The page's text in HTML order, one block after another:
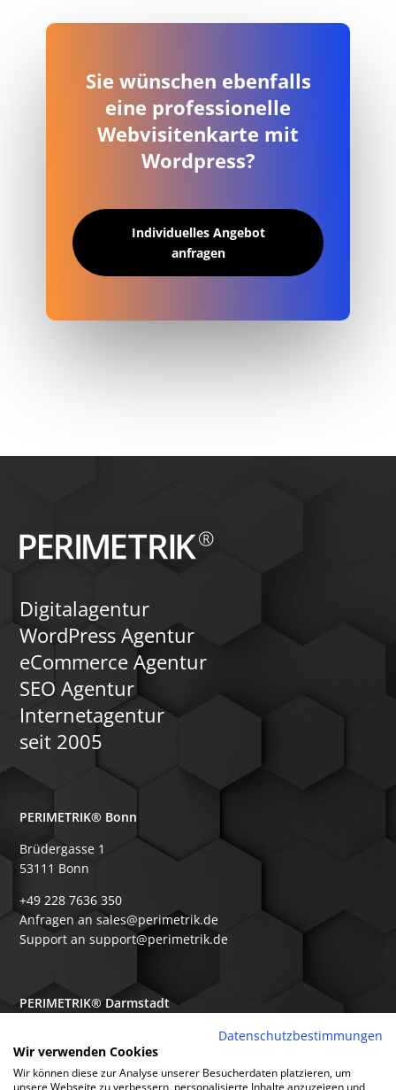
Sie wünschen ebenfalls
eine professionelle
Webvisitenkarte mit
Wordpress?
Individuelles Angebot
anfragen
Digitalagentur
WordPress Agentur
eCommerce Agentur
SEO Agentur
Internetagentur
seit 2005
PERIMETRIK® Bonn
Brüdergasse 1
53111 Bonn
+49 228 7636 350
Anfragen an sales@perimetrik.de
Support an support@perimetrik.de
PERIMETRIK® Darmstadt
64367 Mühltal
+49 6151 3944 80
Datenschutzbestimmungen
Wir verwenden Cookies
Wir können diese zur Analyse unserer Besucherdaten platzieren, um
unsere Webseite zu verbessern, personalisierte Inhalte anzuzeigen und